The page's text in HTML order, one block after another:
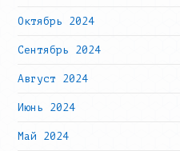
Октябрь 2024
Сентябрь 2024
Август 2024
Июнь 2024
Май 2024